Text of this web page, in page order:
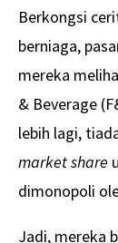
Berkongsi
berniaga,
mereka
& Beverage
lebih lagi,
market share
dimonopoli
Jadi, mereka